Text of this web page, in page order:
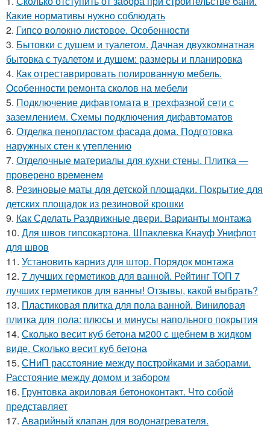
Какие нормативы нужно соблюдать
2. Гипсо волокно листовое. Особенности
3. Бытовки с душем и туалетом. Дачная двухкомнатная
бытовка с туалетом и душем: размеры и планировка
4. Как отреставрировать полированную мебель.
Особенности ремонта сколов на мебели
5. Подключение дифавтомата в трехфазной сети с
заземлением. Схемы подключения дифавтоматов
6. Отделка пенопластом фасада дома. Подготовка
наружных стен к утеплению
7. Отделочные материалы для кухни стены. Плитка —
проверено временем
8. Резиновые маты для детской площадки. Покрытие для
детских площадок из резиновой крошки
9. Как Сделать Раздвижные двери. Варианты монтажа
10. Для швов гипсокартона. Шпаклевка Кнауф Унифлот
для швов
11. Установить карниз для штор. Порядок монтажа
12. 7 лучших герметиков для ванной. Рейтинг ТОП 7
лучших герметиков для ванны! Отзывы, какой выбрать?
13. Пластиковая плитка для пола ванной. Виниловая
плитка для пола: плюсы и минусы напольного покрытия
14. Сколько весит куб бетона м200 с щебнем в жидком
виде. Сколько весит куб бетона
15. СНиП расстояние между постройками и заборами.
Расстояние между домом и забором
16. Грунтовка акриловая бетоноконтакт. Что собой
представляет
17. Аварийный клапан для водонагревателя.